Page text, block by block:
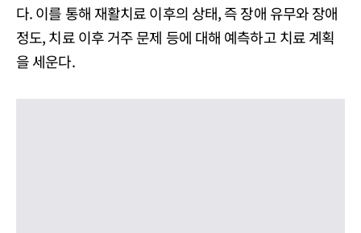
다. 이를 통해 재활치료 이후의 상태, 즉 장애 유무와 장애
정도, 치료 이후 거주 문제 등에 대해 예측하고 치료 계획
을 세운다.